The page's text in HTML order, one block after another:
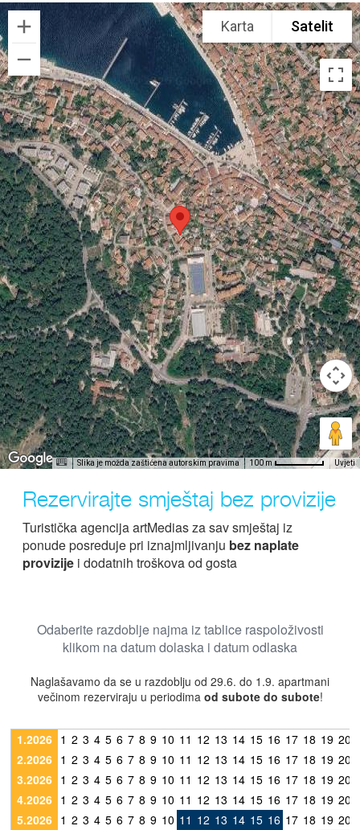
Karta Satelit
Slika je možda zaštićena autorskim pravima 100 m Uvjeti
Rezervirajte smještaj bez provizije
Turistička agencija artMedias za sav smještaj iz
ponude posreduje pri iznajmljivanju bez naplate
provizije i dodatnih troškova od gosta
Odaberite razdoblje najma iz tablice raspoloživosti
klikom na datum dolaska i datum odlaska
Naglašavamo da se u razdoblju od 29.6. do 1.9. apartmani
večinom rezerviraju u periodima od subote do subote!
1.2026 1 2 3 4 5 6 7 8 9 10 11 12 13 14 15 16 17 18 19 20
2.2026 1 2 3 4 5 6 7 8 9 10 11 12 13 14 15 16 17 18 19 20
3.2026 1 2 3 4 5 6 7 8 9 10 11 12 13 14 15 16 17 18 19 20
4.2026 1 2 3 4 5 6 7 8 9 10 11 12 13 14 15 16 17 18 19 20
5.2026 1 2 3 4 5 6 7 8 9 10 11 12 13 14 15 16 17 18 19 20